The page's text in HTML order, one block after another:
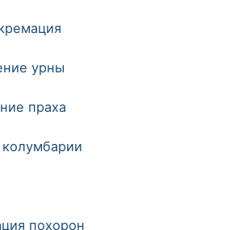
урны
праха
похорон